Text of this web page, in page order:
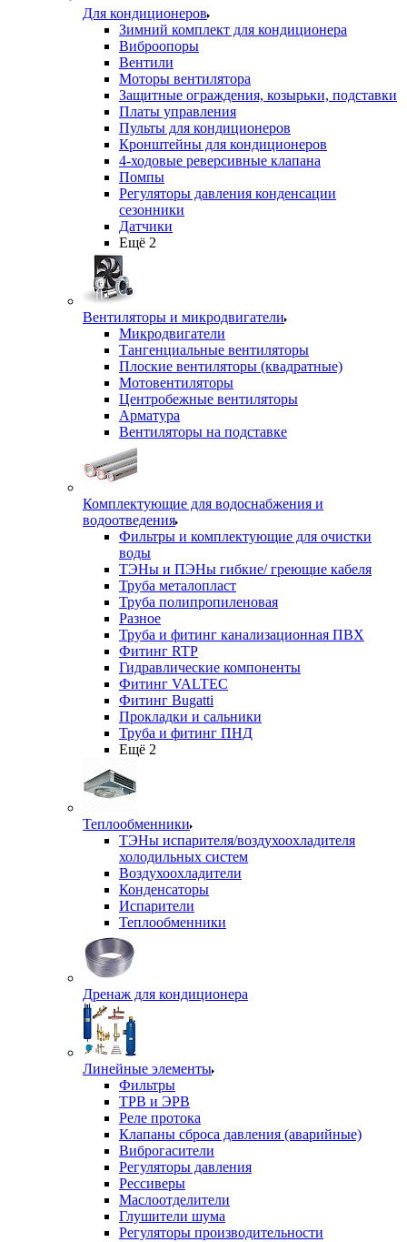
Для кондиционеров
Зимний комплект для кондиционера
Виброопоры
Вентили
Моторы вентилятора
Защитные ограждения, козырьки, подставки
Платы управления
Пульты для кондиционеров
Кронштейны для кондиционеров
4-ходовые реверсивные клапана
Помпы
Регуляторы давления конденсации
сезонники
Датчики
Ещё 2
Вентиляторы и микродвигатели
Микродвигатели
Тангенциальные вентиляторы
Плоские вентиляторы (квадратные)
Мотовентиляторы
Центробежные вентиляторы
Арматура
Вентиляторы на подставке
Комплектующие для водоснабжения и
водоотведения
Фильтры и комплектующие для очистки
воды
ТЭНы и ПЭНы гибкие/ греющие кабеля
Труба металопласт
Труба полипропиленовая
Разное
Труба и фитинг канализационная ПВХ
Фитинг RTP
Гидравлические компоненты
Фитинг VALTEC
Фитинг Bugatti
Прокладки и сальники
Труба и фитинг ПНД
Ещё 2
Теплообменники
ТЭНы испарителя/воздухоохладителя
холодильных систем
Воздухоохладители
Конденсаторы
Испарители
Теплообменники
Дренаж для кондиционера
Линейные элементы
Фильтры
ТРВ и ЭРВ
Реле протока
Клапаны сброса давления (аварийные)
Виброгасители
Регуляторы давления
Рессиверы
Маслоотделители
Глушители шума
Регуляторы производительности